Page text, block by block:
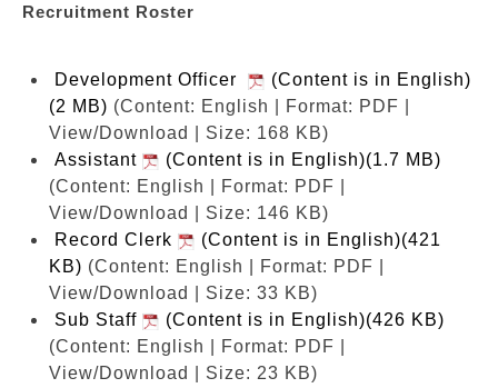
Recruitment Roster
Development Officer
(Content is in English)
(2 MB) (Content: English | Format: PDF |
View/Download | Size: 168 KB)
Assistant
(Content is in English)(1.7 MB)
(Content: English | Format: PDF |
View/Download | Size: 146 KB)
Record Clerk
(Content is in English)(421
KB) (Content: English | Format: PDF |
View/Download | Size: 33 KB)
Sub Staff
(Content is in English)(426 KB)
(Content: English | Format: PDF |
View/Download | Size: 23 KB)